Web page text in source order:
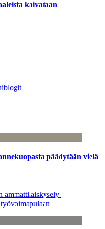
kaivataan
päädytään vielä
ammattilaiskysely: